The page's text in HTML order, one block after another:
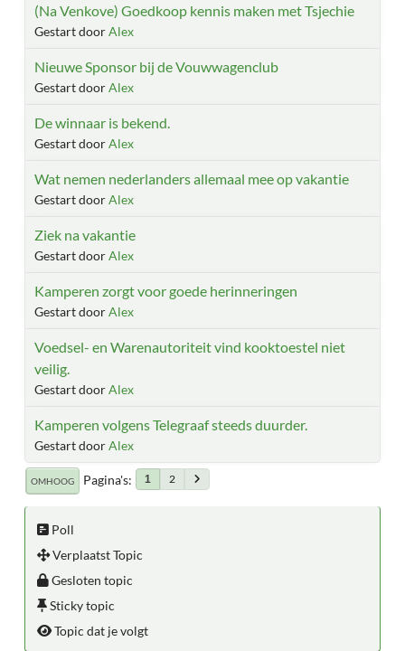
(Na Venkove) Goedkoop kennis maken met Tsjechie
Gestart doorAlex
Nieuwe Sponsor bij de Vouwwagenclub
Gestart doorAlex
De winnaar is bekend.
Gestart doorAlex
Wat nemen nederlanders allemaal mee op vakantie
Gestart doorAlex
Ziek na vakantie
Gestart doorAlex
Kamperen zorgt voor goede herinneringen
Gestart doorAlex
Voedsel- en Warenautoriteit vind kooktoestel niet
veilig.
Gestart doorAlex
Kamperen volgens Telegraaf steeds duurder.
Gestart doorAlex
OMHOOG Pagina's 1 2
Poll
Verplaatst Topic
Gesloten topic
Sticky topic
Topic dat je volgt